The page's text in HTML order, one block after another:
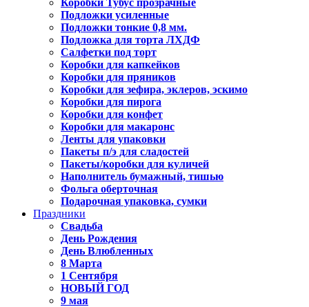
Коробки Тубус прозрачные
Подложки усиленные
Подложки тонкие 0,8 мм.
Подложка для торта ЛХДФ
Салфетки под торт
Коробки для капкейков
Коробки для пряников
Коробки для зефира, эклеров, эскимо
Коробки для пирога
Коробки для конфет
Коробки для макаронс
Ленты для упаковки
Пакеты п/э для сладостей
Пакеты/коробки для куличей
Наполнитель бумажный, тишью
Фольга оберточная
Подарочная упаковка, сумки
Праздники
Свадьба
День Рождения
День Влюбленных
8 Марта
1 Сентября
НОВЫЙ ГОД
9 мая